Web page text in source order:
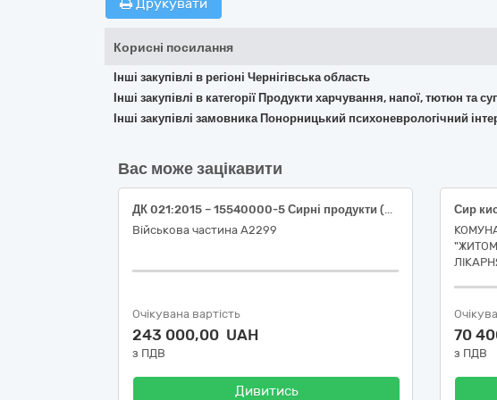
Друкувати
Корисні посилання
Інші закупівлі в регіоні Чернігівська область
Інші закупівлі в категорії Продукти харчування, напої, тютюн та
Інші закупівлі замовника Понорницький психоневрологічний
Вас може зацікавити
ДК 021:2015 – 15540000-5 Сирні продукти (Сир сичужний твердий 45%)
Військова частина А2299
Очікувана вартість
243 000,00 UAH
з ПДВ
Дивитись
70
з ПДВ